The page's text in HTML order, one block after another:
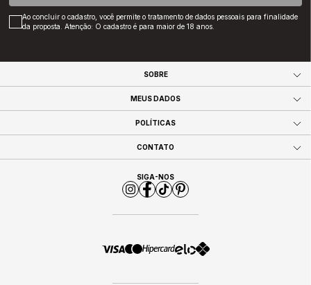
Ao concluir o cadastro, você permite o tratamento de dados pessoais para finalidade
da proposta. Atenção: O cadastro é para maior de 18 anos.
SOBRE
MEUS DADOS
POLÍTICAS
CONTATO
SIGA-NOS